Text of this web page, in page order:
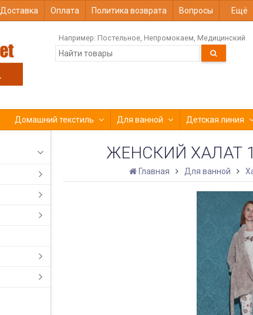
Доставка Оплата Политика возврата Вопросы Ещё
Например: Постельное Непромокаем Медицинский
Домашний текстиль Для ванной Детская линия
ЖЕНСКИЙ ХАЛАТ
Главная Для ванной